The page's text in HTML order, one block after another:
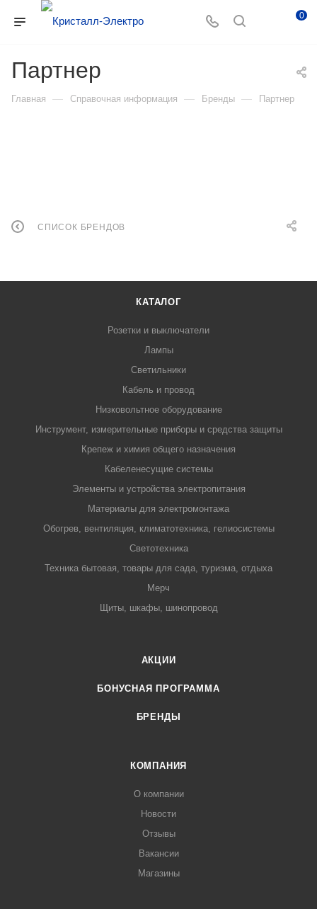
0
Партнер
Главная — Справочная информация — Бренды — Партнер
СПИСОК БРЕНДОВ
КАТАЛОГ
Розетки и выключатели
Лампы
Светильники
Кабель и провод
Низковольтное оборудование
Инструмент, измерительные приборы и средства защиты
Крепеж и химия общего назначения
Кабеленесущие системы
Элементы и устройства электропитания
Материалы для электромонтажа
Обогрев, вентиляция, климатотехника, гелиосистемы
Светотехника
Техника бытовая, товары для сада, туризма, отдыха
Мерч
Щиты, шкафы, шинопровод
АКЦИИ
БОНУСНАЯ ПРОГРАММА
БРЕНДЫ
КОМПАНИЯ
О компании
Новости
Отзывы
Вакансии
Магазины